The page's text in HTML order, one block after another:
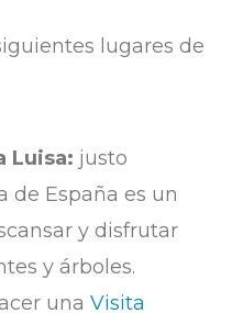
lugares de
Luisa: justo
de España es un
y disfrutar
y árboles.
una Visita